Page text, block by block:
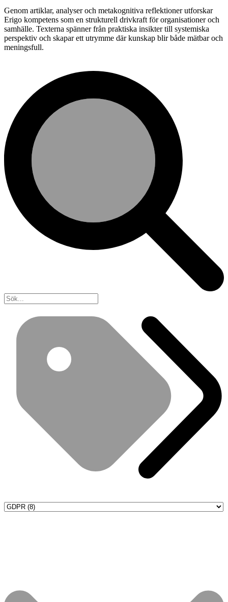
Genom artiklar, analyser och metakognitiva reflektioner utforskar
Erigo kompetens som en strukturell drivkraft för organisationer och
samhälle. Texterna spänner från praktiska insikter till systemiska
perspektiv och skapar ett utrymme där kunskap blir både mätbar och
meningsfull.